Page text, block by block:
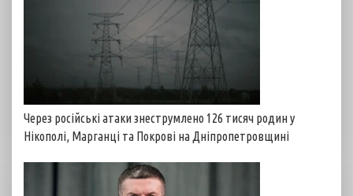
Через російські атаки знеструмлено 126 тисяч родин у
Нікополі, Марганці та Покрові на Дніпропетровщині